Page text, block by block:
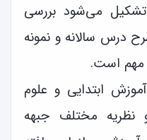
می‌شود بررسی
درس سالانه و نمونه
مهم است.
ابتدایی و علوم
نظریه مختلف جبهه